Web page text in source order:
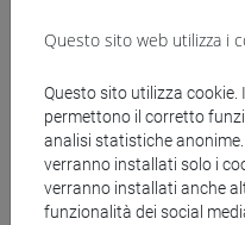
Pubblicazioni
CV
cfNEWS
Questo sito web utilizza i
Questo sito utilizza cookie.
permettono il corretto
analisi statistiche
verranno installati solo i
verranno installati anche
funzionalità dei social